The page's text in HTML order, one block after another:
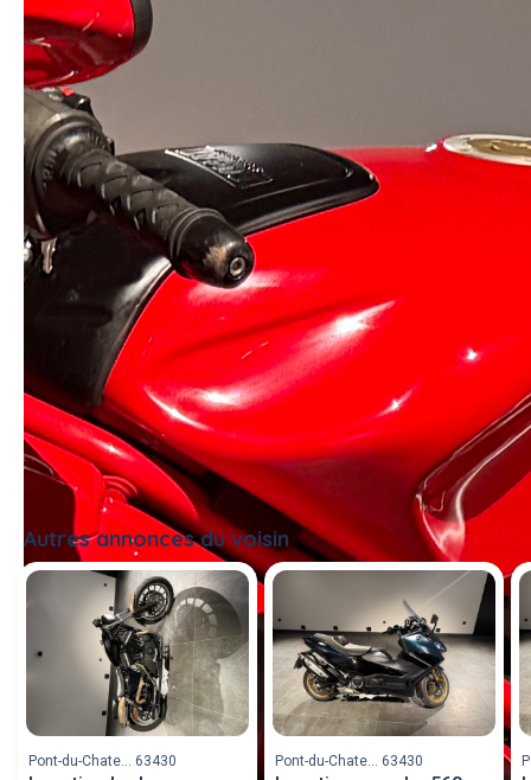
Parfaite pour profiter d'une conduite sportive tout en restant
confortable sur la durée.
Pour plus de renseignements, n'hésitez pas à me contacter.
#moto
Autres annonces du voisin Tout voir
Pont-du-Chate... 63430 Pont-du-Chate... 63430